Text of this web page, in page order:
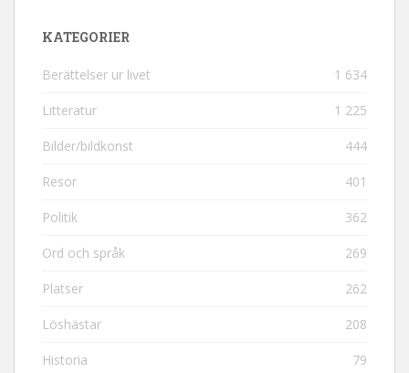
KATEGORIER
Berättelser ur livet 1 634
Litteratur 1 225
Bilder/bildkonst 444
Resor 401
Politik 362
Ord och språk 269
Platser 262
Löshästar 208
Historia 79